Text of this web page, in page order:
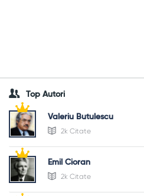
Top Autori
Valeriu Butulescu
2k Citate
Emil Cioran
2k Citate